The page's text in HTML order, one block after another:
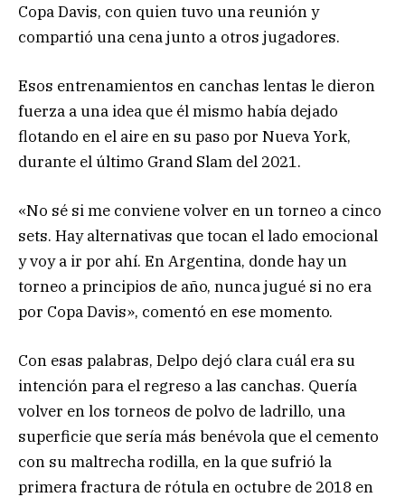
Copa Davis, con quien tuvo una reunión y
compartió una cena junto a otros jugadores.
Esos entrenamientos en canchas lentas le dieron
fuerza a una idea que él mismo había dejado
flotando en el aire en su paso por Nueva York,
durante el último Grand Slam del 2021.
«No sé si me conviene volver en un torneo a cinco
sets. Hay alternativas que tocan el lado emocional
y voy a ir por ahí. En Argentina, donde hay un
torneo a principios de año, nunca jugué si no era
por Copa Davis», comentó en ese momento.
Con esas palabras, Delpo dejó clara cuál era su
intención para el regreso a las canchas. Quería
volver en los torneos de polvo de ladrillo, una
superficie que sería más benévola que el cemento
con su maltrecha rodilla, en la que sufrió la
primera fractura de rótula en octubre de 2018 en